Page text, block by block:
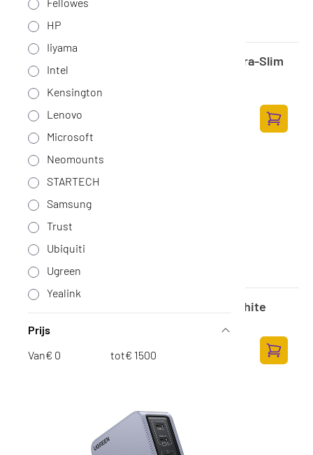
HP
Iiyama
Intel
Kensington
Lenovo
Microsoft
Neomounts
STARTECH
Samsung
Trust
Ubiquiti
Ugreen
Yealink
Prijs
Van€ tot€
Ugreen Nexode Pro 65W 3-Port GaN Ultra-Slim
Fast Charger 25356
Op voorraad · 25356
51,-
42,15 excl. BTW
Samsung Power Charger TB410 140W white
113,-
93,39 excl. BTW